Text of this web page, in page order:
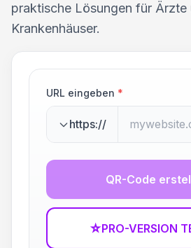
praktische Lösungen für Ärzte
Krankenhäuser.
URL eingeben *
https://
QR-Code
☆PRO-VERSION